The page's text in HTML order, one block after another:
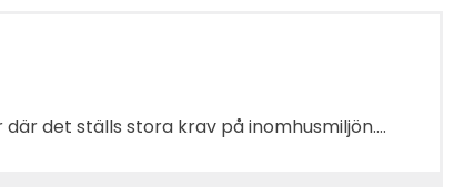
det ställs stora krav på inomhusmiljön.